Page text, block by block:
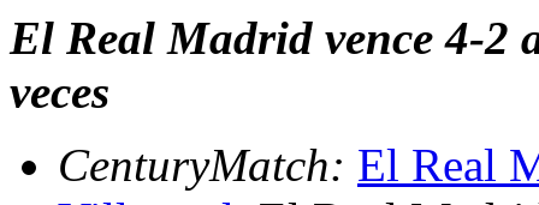
El Real Madrid vence 4-2
veces
CenturyMatch: El Real